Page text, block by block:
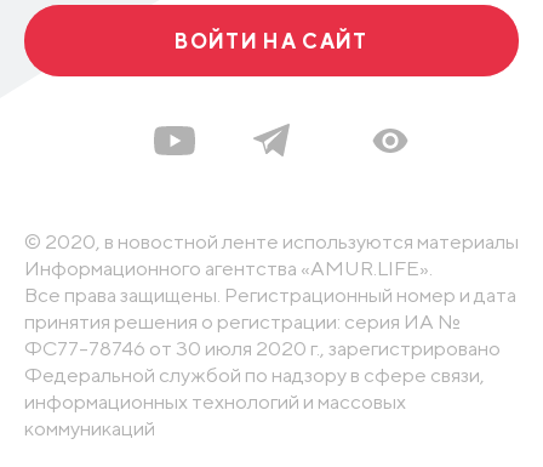
ВОЙТИ НА САЙТ
© 2020, в новостной ленте используются материалы
Информационного агентства «AMUR.LIFE».
Все права защищены. Регистрационный номер и дата
принятия решения о регистрации: серия ИА №
ФС77-78746 от 30 июля 2020 г., зарегистрировано
Федеральной службой по надзору в сфере связи,
информационных технологий и массовых
коммуникаций